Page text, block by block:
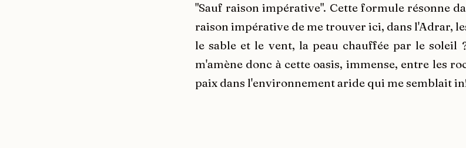
"Sauf raison impérative". Cette formule résonne
raison impérative de me trouver ici, dans l'Adrar,
le sable et le vent, la peau chauffée par le soleil
m'amène donc à cette oasis, immense, entre les
paix dans l'environnement aride qui me semblait